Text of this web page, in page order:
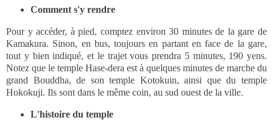
Comment s'y rendre
Pour y accéder, à pied, comptez environ 30 minutes de la gare de
Kamakura. Sinon, en bus, toujours en partant en face de la gare,
tout y bien indiqué, et le trajet vous prendra 5 minutes, 190 yens.
Notez que le temple Hase-dera est à quelques minutes de marche du
grand Bouddha, de son temple Kotokuin, ainsi que du temple
Hokokuji. Ils sont dans le même coin, au sud ouest de la ville.
L'histoire du temple